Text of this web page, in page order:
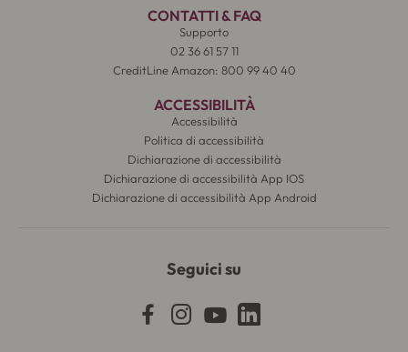
CONTATTI & FAQ
Supporto
02 36 61 57 11
CreditLine Amazon: 800 99 40 40
ACCESSIBILITÀ
Accessibilità
Politica di accessibilità
Dichiarazione di accessibilità
Dichiarazione di accessibilità App IOS
Dichiarazione di accessibilità App Android
Seguici su